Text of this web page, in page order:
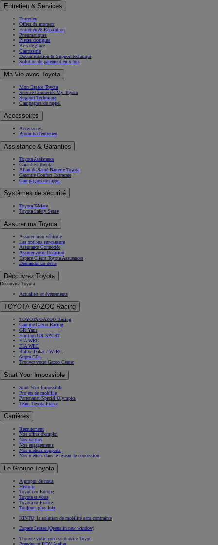
Entretien & Services
Entretien
Offres du moment
Entretien & Réparation
Pneumatiques
Pièces d'origine
Bris de glace
Carrosserie
Documentation & Support technique
Solution de paiement en x fois
Ma Vie avec Toyota
Mon Espace Toyota
Service Connectés My Toyota
Support Technique
Campagnes de rappel
Accessoires
Accessoires
Produits d'entretien
Assistance & Garanties
Toyota Assistance
Garanties Toyota
Bilan de Santé Batterie Toyota
Garantie Confort Extracare
Campagnes de rappel
Systèmes de sécurité
Toyota T-Mate
Toyota Safety Sense
Assurer ma Toyota
Assurer mon véhicule
Les options sur-mesure
Assurance Connectée
Assurer votre Occasion
Espace Client Toyota Assurances
Demander un devis
Découvrez Toyota
Découvrez Toyota
Actualités et évènements
TOYOTA GAZOO Racing
TOYOTA GAZOO Racing
Gamme Gazoo Racing
GR Yaris
Finition GR SPORT
FIA WRC
FIA WEC
Rallye Dakar / W2RC
Supra GT4
Trouvez votre Gazoo Center
Start Your Impossible
Start Your Impossible
Projets de mobilité
Partenariat Special Olympics
Team Toyota France
Carrières
Recrutement
Nos offres d'emploi
Nos valeurs
Nos engagements
Nos métiers supports
Nos métiers dans le réseau de concession
Le Groupe Toyota
A propos de nous
Histoire
Toyota en Europe
Toyota et vous
Toyota en France
Toujours plus loin
KINTO, la solution de mobilité sans contrainte
Espace Presse (Opens in new window)
Trouvez votre concessionnaire Toyota
Prendre un RDV Atelier